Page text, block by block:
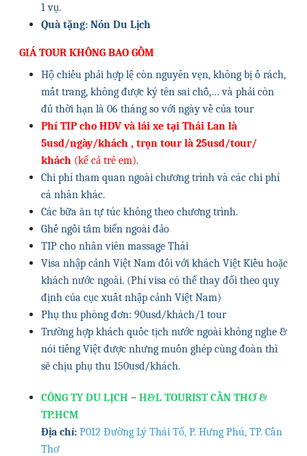
1 vụ.
Quà tặng: Nón Du Lịch
GIÁ TOUR KHÔNG BAO GỒM
Hộ chiếu phải hợp lệ còn nguyên vẹn, không bị ố rách,
mất trang, không được ký tên sai chỗ,… và phải còn
đủ thời hạn là 06 tháng so với ngày về của tour
Phí TIP cho HDV và lái xe tại Thái Lan là
5usd/ngày/khách , trọn tour là 25usd/tour/
khách (kể cả trẻ em).
Chi phí tham quan ngoài chương trình và các chi phí
cá nhân khác.
Các bữa ăn tự túc không theo chương trình.
Ghế ngồi tắm biển ngoài đảo
TIP cho nhân viên massage Thái
Visa nhập cảnh Việt Nam đối với khách Việt Kiều hoặc
khách nước ngoài. (Phí visa có thể thay đổi theo quy
định của cục xuất nhập cảnh Việt Nam)
Phụ thu phòng đơn: 90usd/khách/1 tour
Trường hợp khách quốc tịch nước ngoài không nghe &
nói tiếng Việt được nhưng muốn ghép cùng đoàn thì
sẽ chịu phụ thu 150usd/khách.
CÔNG TY DU LỊCH – H&L TOURIST CẦN THƠ &
TP.HCM
Địa chỉ: P012 Đường Lý Thái Tổ, P. Hưng Phú, TP. Cần
Thơ